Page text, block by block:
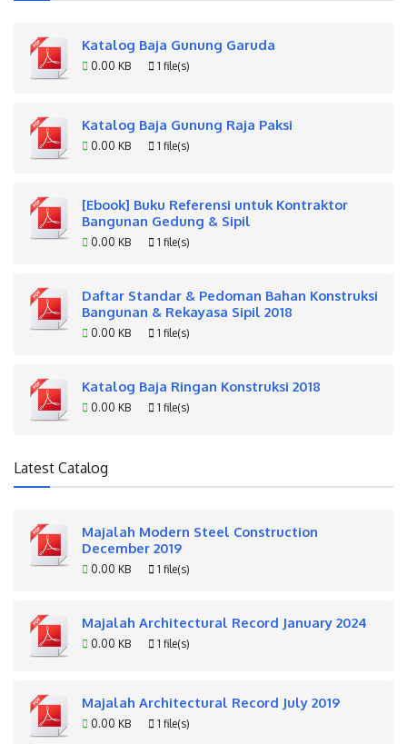
Katalog Baja Gunung Garuda
0.00 KB 1 file(s)
Katalog Baja Gunung Raja Paksi
0.00 KB 1 file(s)
[Ebook] Buku Referensi untuk Kontraktor
Bangunan Gedung & Sipil
0.00 KB 1 file(s)
Daftar Standar & Pedoman Bahan Konstruksi
Bangunan & Rekayasa Sipil 2018
0.00 KB 1 file(s)
Katalog Baja Ringan Konstruksi 2018
0.00 KB 1 file(s)
Latest Catalog
Majalah Modern Steel Construction
December 2019
0.00 KB 1 file(s)
Majalah Architectural Record January 2024
0.00 KB 1 file(s)
Majalah Architectural Record July 2019
0.00 KB 1 file(s)